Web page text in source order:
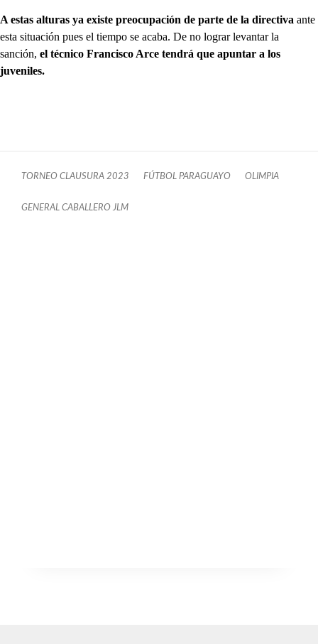
A estas alturas ya existe preocupación de parte de la directiva ante
esta situación pues el tiempo se acaba. De no lograr levantar la
sanción, el técnico Francisco Arce tendrá que apuntar a los
juveniles.
TORNEO CLAUSURA 2023 FÚTBOL PARAGUAYO OLIMPIA
GENERAL CABALLERO JLM